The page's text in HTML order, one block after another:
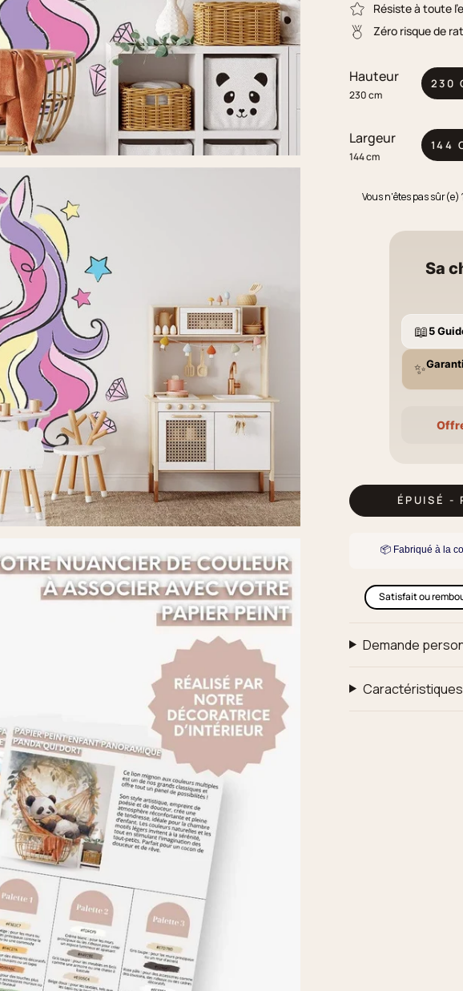
Résiste à toute
Zéro risque de
Hauteur
230 cm
230
Largeur
144 cm
144
Vous n'êtes pas sûr(e)
Sa
📖5
✨
ÉPUISÉ -
📦 Fabriqué à la
Satisfait ou
Demande
Caractéristiques